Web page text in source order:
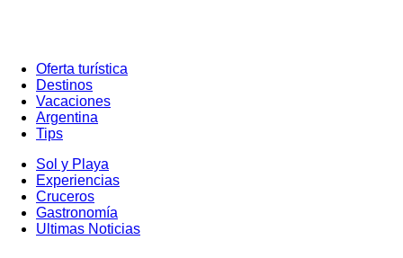
Oferta turística
Destinos
Vacaciones
Argentina
Tips
Sol y Playa
Experiencias
Cruceros
Gastronomía
Ultimas Noticias